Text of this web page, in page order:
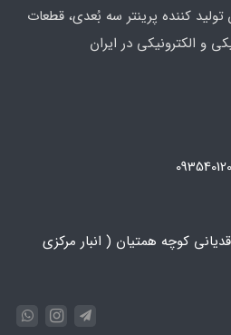
تولید کننده پرینتر سه بُعدی، قطعات
و الکترونیکی در ایران
کوچه همتیان ( انبار مرکزی